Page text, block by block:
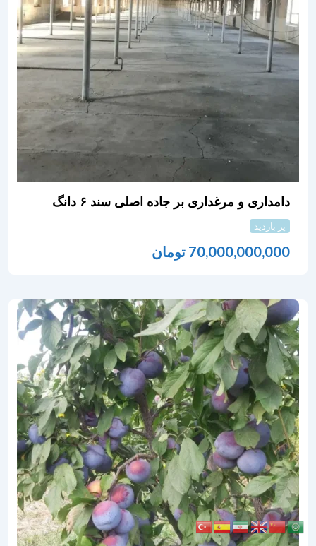
دامداری و مرغداری بر جاده اصلی سند ۶ دانگ
پر بازدید
70,000,000,000 تومان